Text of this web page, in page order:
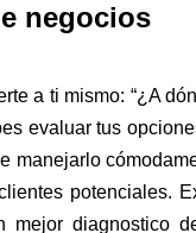
negocios
a ti mismo: “¿A
evaluar tus
manejarlo
potenciales.
mejor diagnostico